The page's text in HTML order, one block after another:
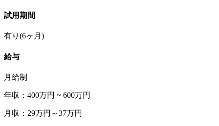
試用期間
有り(6ヶ月)
給与
月給制
年収：400万円 ~ 600万円
月収：29万円～37万円